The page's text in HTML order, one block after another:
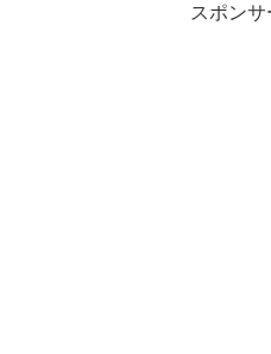
スポンサ